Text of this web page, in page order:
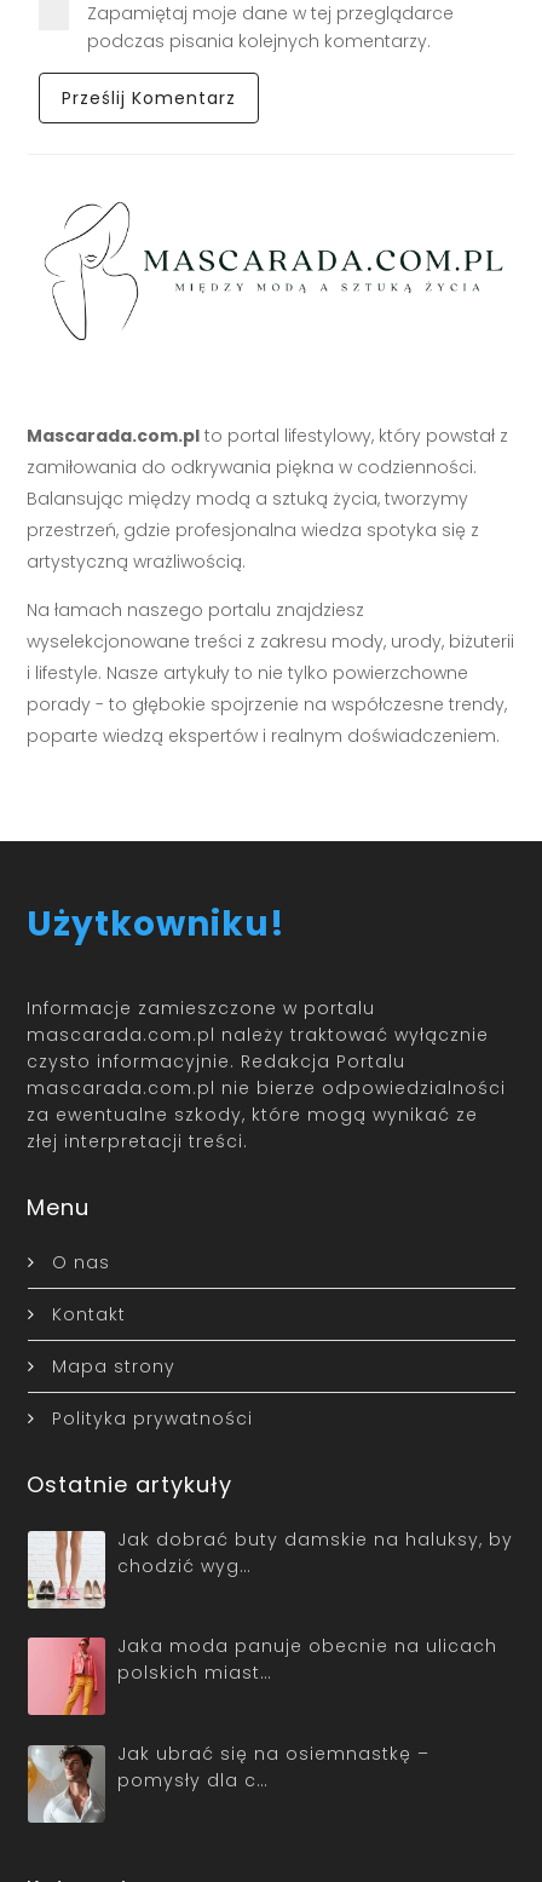
Zapamiętaj moje dane w tej przeglądarce
podczas pisania kolejnych komentarzy.
Mascarada.com.pl to portal lifestylowy, który powstał z
zamiłowania do odkrywania piękna w codzienności.
Balansując między modą a sztuką życia, tworzymy
przestrzeń, gdzie profesjonalna wiedza spotyka się z
artystyczną wrażliwością.
Na łamach naszego portalu znajdziesz
wyselekcjonowane treści z zakresu mody, urody, biżuterii
i lifestyle. Nasze artykuły to nie tylko powierzchowne
porady - to głębokie spojrzenie na współczesne trendy,
poparte wiedzą ekspertów i realnym doświadczeniem.
Użytkowniku!
Informacje zamieszczone w portalu
mascarada.com.pl należy traktować wyłącznie
czysto informacyjnie. Redakcja Portalu
mascarada.com.pl nie bierze odpowiedzialności
za ewentualne szkody, które mogą wynikać ze
złej interpretacji treści.
Menu
O nas
Kontakt
Mapa strony
Polityka prywatności
Ostatnie artykuły
Jak dobrać buty damskie na haluksy, by
chodzić wyg…
Jaka moda panuje obecnie na ulicach
polskich miast…
Jak ubrać się na osiemnastkę –
pomysły dla c…